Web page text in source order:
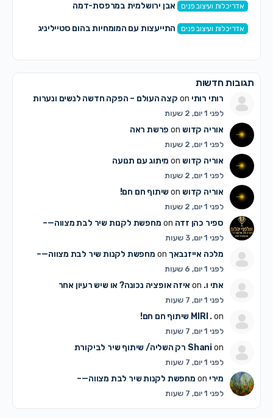
אדריכלות ועיצוב פנים אבן ירושלמית במרפסת-דמה
אדריכלות ועיצוב פנים התייעצות עם המומחיות בהום סטייליניג
תגובות חדשות
רותי רותיon קצה העולם – הפקה חדשה לנשים ונערות
לפני 1 יום, 2 שעות
אוריה קדושon פרשת ראה
לפני 1 יום, 2 שעות
אוריה קדושon מיתוג עם תנועה
לפני 1 יום, 2 שעות
אוריה קדושon שיתוף חם חם!
לפני 1 יום, 2 שעות
ספיר כהן זדהon מחפשת לקנות שיר לבת מצווה—–
לפני 1 יום, 3 שעות
מלכה אייזנבאךon מחפשת לקנות שיר לבת מצווה—–
לפני 1 יום, 6 שעות
אתי ו.on איזה אופציה נכונה? או שיש רעיון אחר
לפני 1 יום, 7 שעות
MIRI .on שיתוף חם חם!
לפני 1 יום, 7 שעות
Shanion רק השליה/ שיתוף שיר לביקורת
לפני 1 יום, 7 שעות
מיריon מחפשת לקנות שיר לבת מצווה—–
לפני 1 יום, 7 שעות